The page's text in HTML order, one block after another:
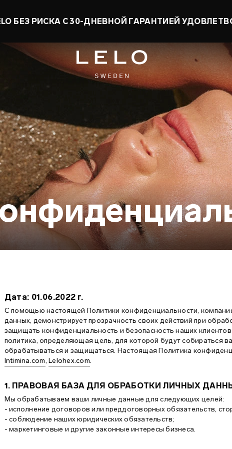
ДО 50% И ПОЛУЧИ ИГРУШКУ В ПОДАРОК 0
Дата: 01.06.2022 г.
С помощью настоящей Политики конфиденциальности,
данных, демонстрирует прозрачность своих действий при
защищать конфиденциальность и безопасность наших клиентов
политика, определяющая цель, для которой будут собираться
обрабатываться и защищаться. Настоящая Политика
Intimina.com,Lelohex.com.
1. ПРАВОВАЯ БАЗА ДЛЯ ОБРАБОТКИ ЛИЧНЫХ
Мы обрабатываем ваши личные данные для следующих целей:
- исполнение договоров или преддоговорных обязательств,
- соблюдение наших юридических обязательств;
- маркетинговые и другие законные интересы бизнеса.